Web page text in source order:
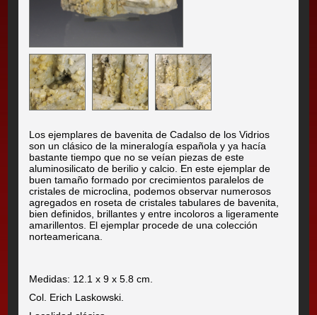
Los ejemplares de bavenita de Cadalso de los Vidrios
son un clásico de la mineralogía española y ya hacía
bastante tiempo que no se veían piezas de este
aluminosilicato de berilio y calcio. En este ejemplar de
buen tamaño formado por crecimientos paralelos de
cristales de microclina, podemos observar numerosos
agregados en roseta de cristales tabulares de bavenita,
bien definidos, brillantes y entre incoloros a ligeramente
amarillentos. El ejemplar procede de una colección
norteamericana.
Medidas: 12.1 x 9 x 5.8 cm.
Col. Erich Laskowski.